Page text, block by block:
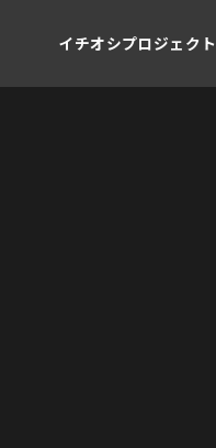
イチオシプロジェクト